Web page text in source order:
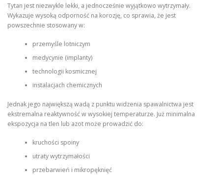
Tytan jest niezwykle lekki, a jednocześnie wyjątkowo wytrzymały.
Wykazuje wysoką odporność na korozję, co sprawia, że jest
powszechnie stosowany w:
przemyśle lotniczym
medycynie (implanty)
technologii kosmicznej
instalacjach chemicznych
Jednak jego największą wadą z punktu widzenia spawalnictwa jest
ekstremalna reaktywność w wysokiej temperaturze. Już minimalna
ekspozycja na tlen lub azot może prowadzić do:
kruchości spoiny
utraty wytrzymałości
przebarwień i mikropęknięć